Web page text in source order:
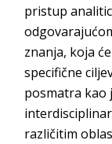
pristup
znanja, koja
specifične
posmatra kao
različitim